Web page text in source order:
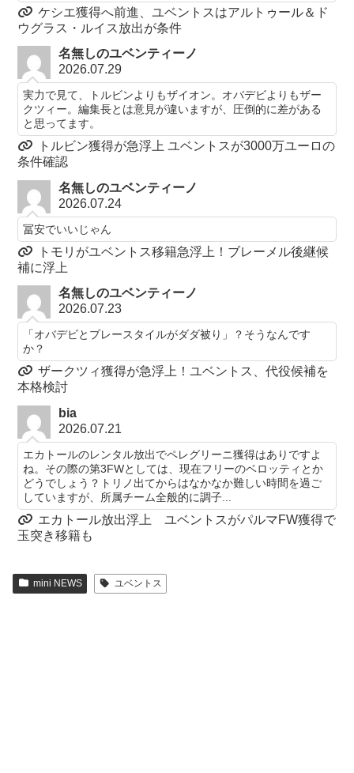
ケシエ獲得へ前進、ユベントスはアルトゥール＆ド
ウグラス・ルイス放出が条件
名無しのユベンティーノ
2026.07.29
実力で見て、トルビンよりもザイオン。オバデビよりもザー
クツィー。編集長とは意見が違いますが、圧倒的に差がある
と思ってます。
トルビン獲得が急浮上 ユベントスが3000万ユーロの
条件確認
名無しのユベンティーノ
2026.07.24
冨安でいいじゃん
トモリがユベントス移籍急浮上！ブレーメル後継候
補に浮上
名無しのユベンティーノ
2026.07.23
「オバデビとプレースタイルがダダ被り」？そうなんです
か？
ザークツィ獲得が急浮上！ユベントス、代役候補を
本格検討
bia
2026.07.21
エカトールのレンタル放出でペレグリーニ獲得はありですよ
ね。その際の第3FWとしては、現在フリーのベロッティとか
どうでしょう？トリノ出てからはなかなか難しい時間を過ご
していますが、所属チーム全般的に調子...
エカトール放出浮上 ユベントスがパルマFW獲得で
玉突き移籍も
mini NEWS ユベントス